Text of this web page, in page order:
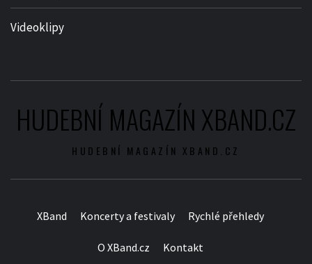
Videoklipy
HUDEBNÍ MAGAZÍN XBAND.CZ
HUDEBNÍ MAGAZÍN XBAND.CZ
XBand Koncerty a festivaly Rychlé přehledy
O XBand.cz Kontakt